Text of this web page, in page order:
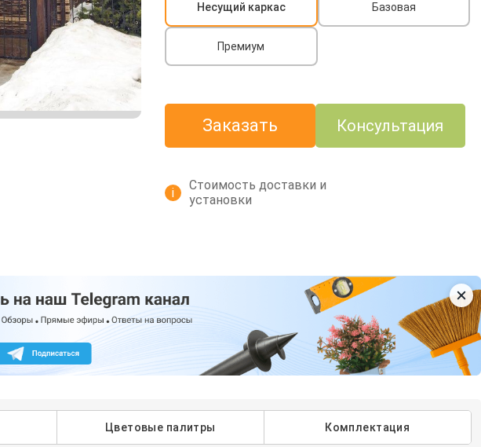
Несущий каркас Базовая
Премиум
Заказать Консультация
i
Стоимость доставки и
установки
Цветовые палитры Комплектация